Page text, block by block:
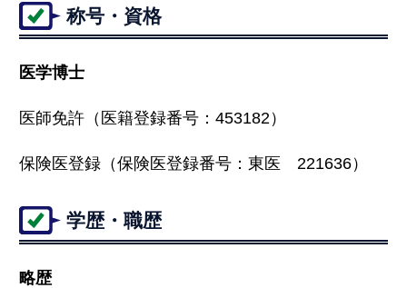
称号・資格
医学博士
医師免許（医籍登録番号：453182）
保険医登録（保険医登録番号：東医 221636）
学歴・職歴
略歴